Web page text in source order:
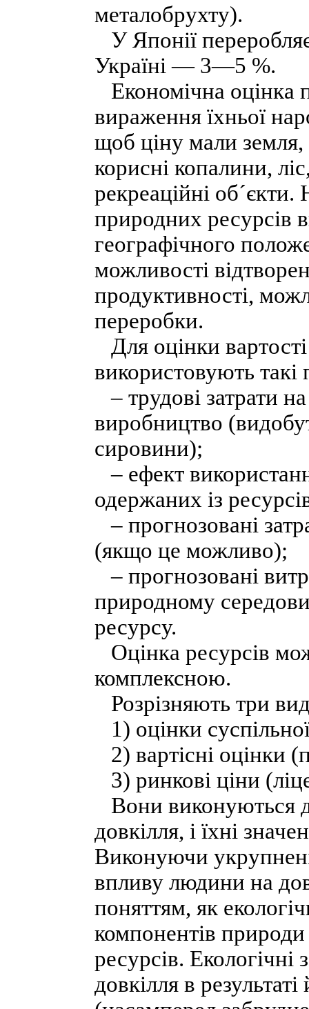
металобрухту).
У Японії
Україні — 3—5 %.
Економічна оцінка
вираження їхньої
щоб ціну мали земля,
корисні копалини,
рекреаційні
природних ресурсів
географічного
можливості
продуктивності,
переробки.
Для оцінки
використовують такі
– трудові затрати
виробництво
сировини);
– ефект
одержаних із
– прогнозовані
(якщо це можливо);
– прогнозовані
природному
ресурсу.
Оцінка ресурсів
комплексною.
Розрізняють три
1) оцінки
2) вартісні оцінки
3) ринкові ціни
Вони виконуються
довкілля, і їхні
Виконуючи
впливу людини на
поняттям, як
компонентів
ресурсів.
довкілля в